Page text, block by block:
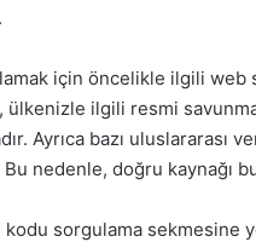
için öncelikle ilgili
ilgili resmi
Ayrıca bazı uluslararası
Bu nedenle, doğru kaynağı
kodu sorgulama